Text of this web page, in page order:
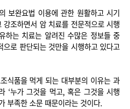
보완요법 이용에 관한 원활하고 시기
조하면서 암 치료를 전문적으로 시행
하는 치료는 알려진 수많은 정보들 중
로 판단되는 것만을 시행하고 있다고
식품을 먹게 되는 대부분의 이유는 과
‘누가 그것을 먹고, 혹은 그것을 시행
부족한 소문 때문이라는 것이다.